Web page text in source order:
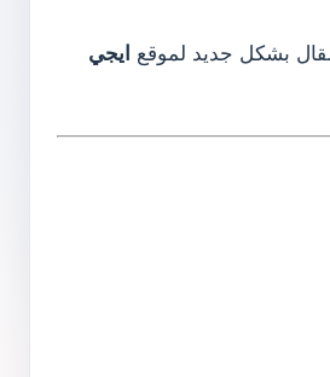
بشكل جديد لموقع ايجي